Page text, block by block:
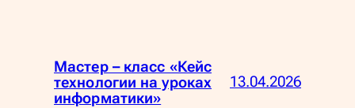
Мастер – класс «Кейс
технологии на уроках
информатики»
13.04.2026